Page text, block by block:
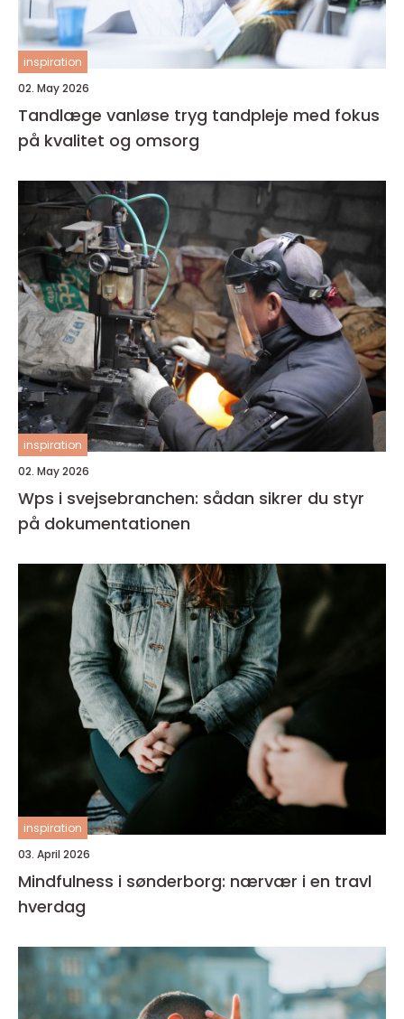
inspiration
02. May 2026
Tandlæge vanløse tryg tandpleje med fokus
på kvalitet og omsorg
inspiration
02. May 2026
Wps i svejsebranchen: sådan sikrer du styr
på dokumentationen
inspiration
03. April 2026
Mindfulness i sønderborg: nærvær i en travl
hverdag